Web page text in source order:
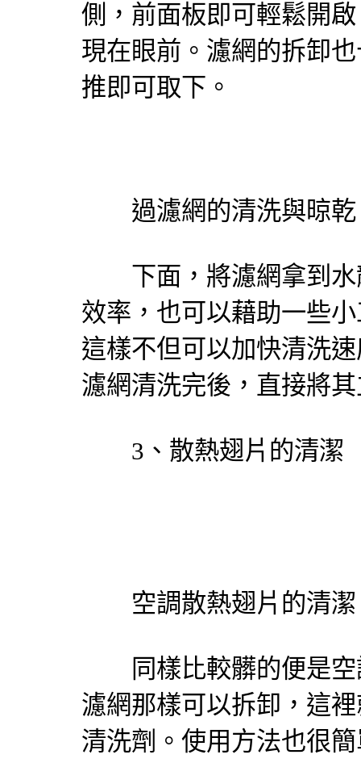
側，前面板即可輕鬆開
現在眼前。濾網的拆卸
推即可取下。
過濾網的清洗與晾乾
下面，將濾網拿到水
效率，也可以藉助一些
這樣不但可以加快清洗
濾網清洗完後，直接將
3、散熱翅片的清潔
空調散熱翅片的清潔
同樣比較髒的便是空
濾網那樣可以拆卸，這
清洗劑。使用方法也很